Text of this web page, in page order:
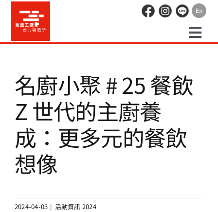
content
場地租借
活動紀錄
職人空間
名廚小聚 # 25 餐飲
Z 世代的主廚養
成：更多元的餐飲
想像
2024-04-03 | 活動資訊 2024